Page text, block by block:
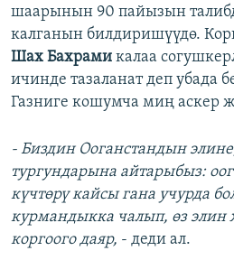
шаарынын 90 пайызын
калганын билдиришүүдө.
Шах Бахрами калаа
ичинде тазаланат деп убада
Газниге кошумча миң аскер
- Биздин Ооганстандын
тургундарына айтарыбыз:
күчтөрү кайсы гана учурда
курмандыкка чалып, өз элин
коргоого даяр, - деди ал.